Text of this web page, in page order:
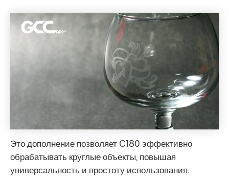
Это дополнение позволяет C180 эффективно
обрабатывать круглые объекты, повышая
универсальность и простоту использования.